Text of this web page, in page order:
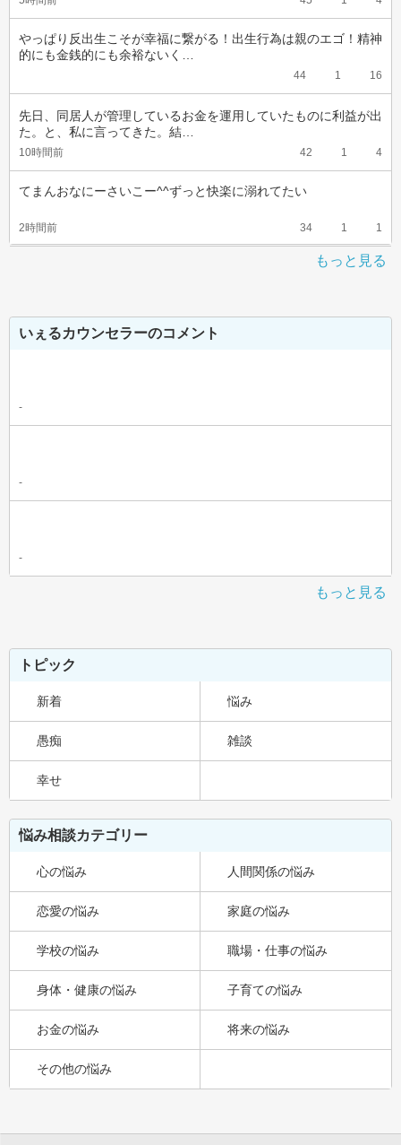
やっぱり反出生こそが幸福に繋がる！出生行為は親のエゴ！精神
的にも金銭的にも余裕ないく…
44 1 16
先日、同居人が管理しているお金を運用していたものに利益が出
た。と、私に言ってきた。結…
10時間前 42 1 4
てまんおなにーさいこー^^ずっと快楽に溺れてたい
2時間前 34 1 1
もっと見る
いぇるカウンセラーのコメント
-
-
-
もっと見る
トピック
新着 悩み
愚痴 雑談
幸せ
悩み相談カテゴリー
心の悩み 人間関係の悩み
恋愛の悩み 家庭の悩み
学校の悩み 職場・仕事の悩み
身体・健康の悩み 子育ての悩み
お金の悩み 将来の悩み
その他の悩み